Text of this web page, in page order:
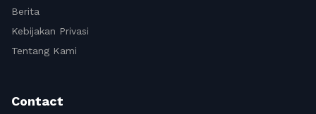
Berita
Kebijakan Privasi
Tentang Kami
Contact